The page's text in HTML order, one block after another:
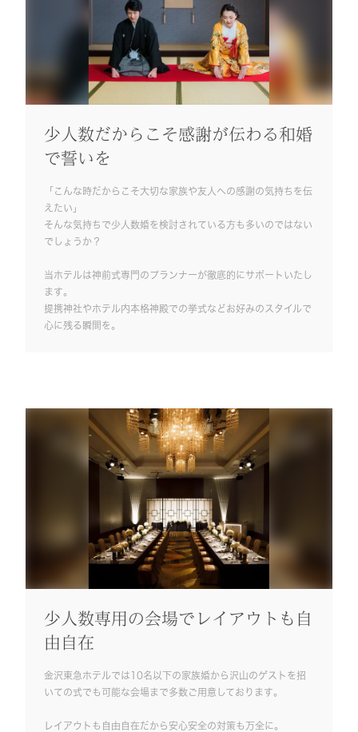
少人数だからこそ感謝が伝わる和婚
で誓いを
「こんな時だからこそ大切な家族や友人への感謝の気持ちを伝
えたい」
そんな気持ちで少人数婚を検討されている方も多いのではない
でしょうか？
当ホテルは神前式専門のプランナーが徹底的にサポートいたし
ます。
提携神社やホテル内本格神殿での挙式などお好みのスタイルで
心に残る瞬間を。
少人数専用の会場でレイアウトも自
由自在
金沢東急ホテルでは10名以下の家族婚から沢山のゲストを招
いての式でも可能な会場まで多数ご用意しております。
レイアウトも自由自在だから安心安全の対策も万全に。